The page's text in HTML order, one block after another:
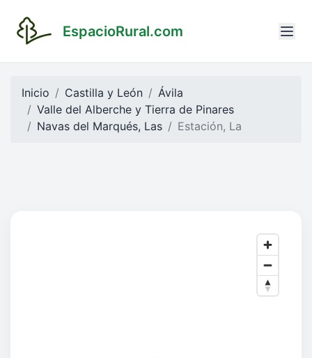
EspacioRural.com
Inicio Castilla y León
Ávila
Valle del Alberche y Tierra de Pinares
Navas del Marqués, Las
Estación, La